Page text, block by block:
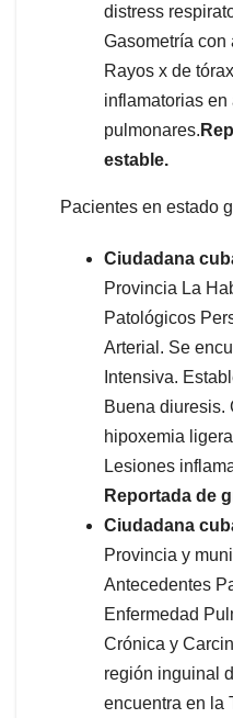
distress
Gasometría con
Rayos x de
inflamatorias
pulmonares.
estable.
Pacientes en estado
Ciudadana
Provincia La
Patológicos
Arterial. Se
Intensiva.
Buena diuresis.
hipoxemia
Lesiones
Reportada de
Ciudadana
Provincia y
Antecedentes
Enfermedad
Crónica y
región inguinal
encuentra en la